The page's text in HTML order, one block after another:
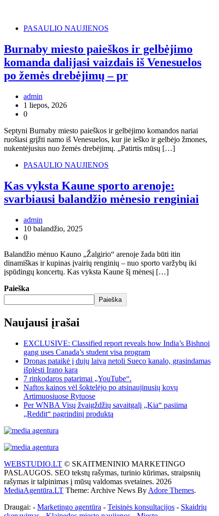
PASAULIO NAUJIENOS
Burnaby miesto paieškos ir gelbėjimo
komanda dalijasi vaizdais iš Venesuelos
po žemės drebėjimų – pr
admin
1 liepos, 2026
0
Septyni Burnaby miesto paieškos ir gelbėjimo komandos nariai
ruošiasi grįžti namo iš Venesuelos, kur jie ieško ir gelbėjo žmones,
nukentėjusius nuo žemės drebėjimų. „Patirtis mūsų […]
PASAULIO NAUJIENOS
Kas vyksta Kaune sporto arenoje:
svarbiausi balandžio mėnesio renginiai
admin
10 balandžio, 2025
0
Balandžio mėnuo Kauno „Žalgirio“ arenoje žada būti itin
dinamiškas ir kupinas įvairių renginių – nuo sporto varžybų iki
įspūdingų koncertų. Kas vyksta Kaune šį mėnesį […]
Paieška
Paieška
Naujausi įrašai
EXCLUSIVE: Classified report reveals how India’s Bishnoi
gang uses Canada’s student visa program
Dronas pataikė į dujų laivą netoli Sueco kanalo, grasindamas
išplėsti Irano karą
7 rinkodaros patarimai „YouTube“.
Naftos kainos vėl šoktelėjo po atsinaujinusių kovų
Artimuosiuose Rytuose
Per WNBA Visų žvaigždžių savaitgalį „Kia“ pasiima
„Reddit“ pagrindinį produktą
WEBSTUDIO.LT © SKAITMENINIO MARKETINGO
PASLAUGOS. SEO tekstų rašymas, turinio kūrimas, straipsnių
rašymas ir talpinimas į mūsų valdomas svetaines. 2026
MediaAgentūra.LT Theme: Archive News By Adore Themes.
Draugai: - Marketingo agentūra - Teisinės konsultacijos - Skaidrių